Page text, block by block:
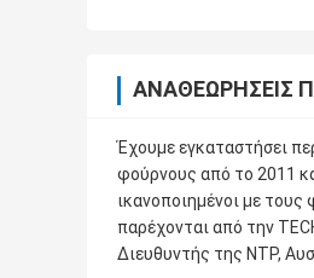
ΑΝΑΘΕΩΡΉΣΕΙΣ
Έχουμε εγκαταστήσει
φούρνους από το 2011
ικανοποιημένοι με
παρέχονται από την
Διευθυντής της NTP,